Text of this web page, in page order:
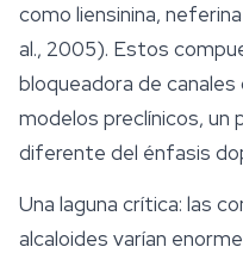
como liensinina,
al., 2005). Estos
bloqueadora de
modelos preclínicos, un
diferente del énfasis
Una laguna crítica: las
alcaloides varían